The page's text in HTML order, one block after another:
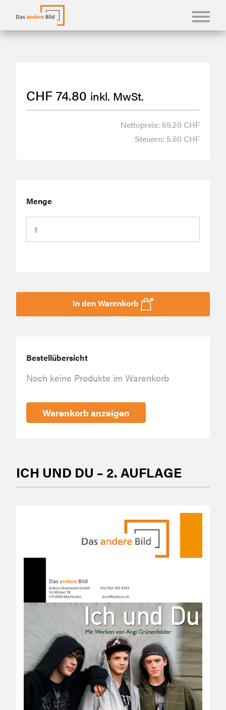
KASUALIEN & KARTEN
SHOP
ÜBER UNS
ICH UND DU – 2. AUFLAGE
CHF74.80 inkl. MwSt.
Nettopreis: 69.20 CHF
Steuern: 5.60 CHF
Menge
In den Warenkorb
Bestellübersicht
Noch keine Produkte im Warenkorb
Warenkorb anzeigen